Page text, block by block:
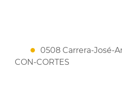
0508 Carrera-José-
CON-CORTES